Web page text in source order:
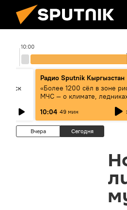
10:00
Радио Sputnik Кыргызстан
«Более 1200 сёл в зоне
МЧС — о климате,
населения
10:04 49 мин
Вчера Сегодня